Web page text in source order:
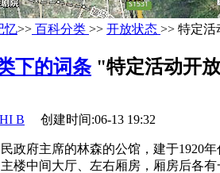
忆>> 百科分类 >> 开放状态 >> 特定活
下的词条 "特定活动开
B 创建时间:06-13 19:32
政府主席的林森的公馆，建于1920
楼中间大厅、左右厢房，厢房后各